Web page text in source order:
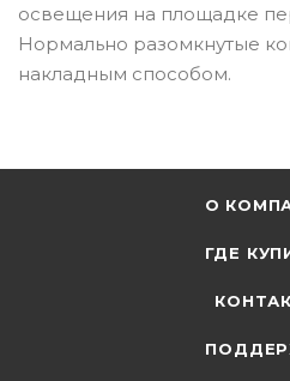
освещения на площадке
Нормально разомкнутые
накладным способом.
О
ГДЕ